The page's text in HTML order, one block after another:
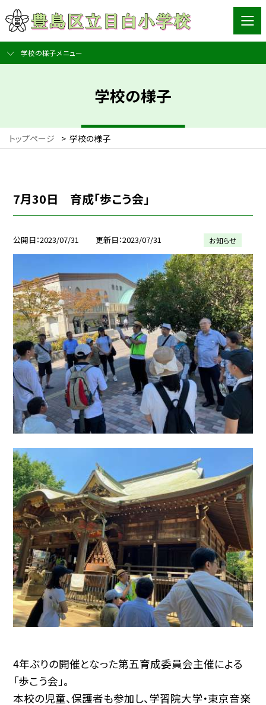
学校の様子メニュー
学校の様子
トップページ > 学校の様子
7月30日 育成「歩こう会」
公開日 2023/07/31 更新日 2023/07/31 お知らせ
4年ぶりの開催となった第五育成委員会主催による
「歩こう会」。
本校の児童、保護者も参加し、学習院大学・東京音楽